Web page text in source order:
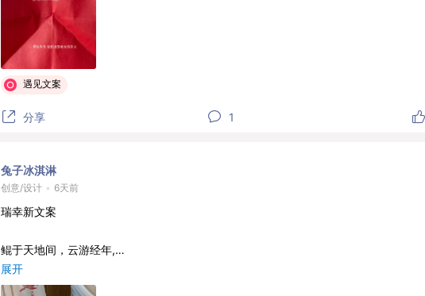
遇见文案
分享 1
兔子冰淇淋
创意/设计 • 6天前
瑞幸新文案
鲲于天地间，云游经年,
海棠不问岁月,花开漫漫。
秋风几度,山海几重，
展开